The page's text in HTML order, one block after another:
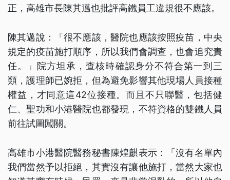
正，高雄市長陳其邁也批評高鐵員工違規很不應該。
陳其邁說：「很不應該，醫院也應該按照疫苗，中央
規定的疫苗施打順序，所以我們會調查，也會追究責
任。」院方坦承，查核時確認身分不符合第一到三
類，護理師已婉拒，但為避免影響其他現場人員接種
權益，才同意這42位接種。而且不只聯醫，包括健
仁、聖功和小港醫院也都發現，不符資格的雙鐵人員
前往試圖闖關。
高雄市小港醫院醫務秘書陳煌麒表示：「沒有名單內
我們當然予以拒絕，其實沒有讓他施打，當然大家也